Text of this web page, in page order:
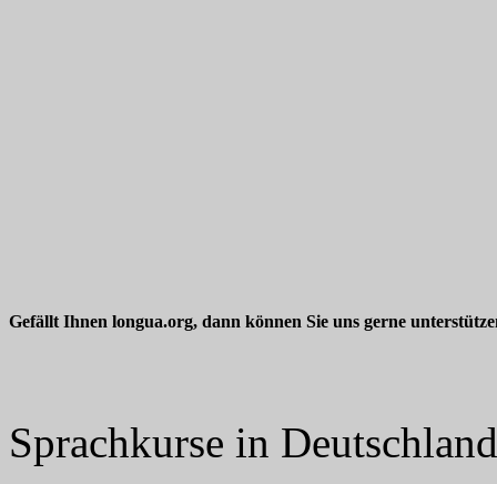
Gefällt Ihnen longua.org, dann können Sie uns gerne
Sprachkurse in